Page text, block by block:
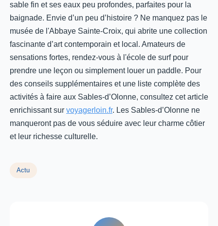
sable fin et ses eaux peu profondes, parfaites pour la
baignade. Envie d’un peu d’histoire ? Ne manquez pas le
musée de l'Abbaye Sainte-Croix, qui abrite une collection
fascinante d’art contemporain et local. Amateurs de
sensations fortes, rendez-vous à l'école de surf pour
prendre une leçon ou simplement louer un paddle. Pour
des conseils supplémentaires et une liste complète des
activités à faire aux Sables-d’Olonne, consultez cet article
enrichissant sur voyagerloin.fr. Les Sables-d’Olonne ne
manqueront pas de vous séduire avec leur charme côtier
et leur richesse culturelle.
Actu